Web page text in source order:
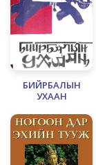
БИЙРБАЛЫН
УХААН